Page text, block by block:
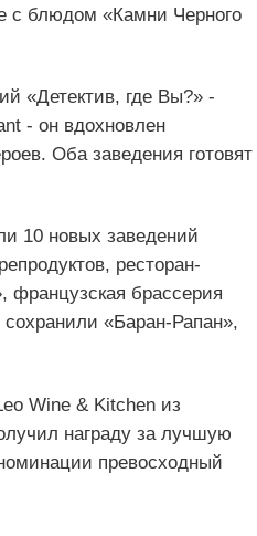
с блюдом «Камни Черного
«Детектив, где Вы?» -
- он вдохновлен
Оба заведения готовят
10 новых заведений
ресторан-
французская брассерия
«Баран-Рапан»,
Wine & Kitchen из
награду за лучшую
превосходный